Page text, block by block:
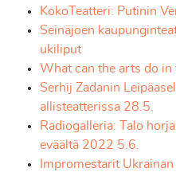
KokoTeatteri: Putinin
Seinäjoen
ukiliput
What can the arts do in
Serhij Zadanin
allisteatterissa 28.5.
Radiogalleria: Talo
eväältä 2022 5.6.
Impromestarit Ukrainan